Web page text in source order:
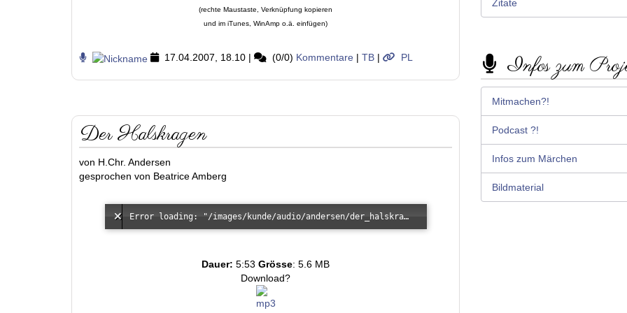
(rechte Maustaste, Verknüpfung kopieren
und im iTunes, WinAmp o.ä. einfügen)
17.04.2007, 18.10 | (0/0) Kommentare | TB | PL
Der Halskragen
von H.Chr. Andersen
gesprochen von Beatrice Amberg
Error loading: "/images/kunde/audio/andersen/der_halskragen.mp3"
Dauer: 5:53 Grösse: 5.6 MB
Download?
Zitate
Infos zum
Mitmachen?!
Podcast ?!
Infos zum Märchen
Bildmaterial